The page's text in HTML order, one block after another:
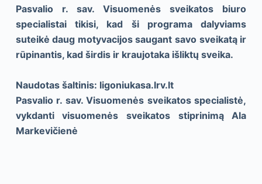
Pasvalio r. sav. Visuomenės sveikatos biuro
specialistai tikisi, kad ši programa dalyviams
suteikė daug motyvacijos saugant savo sveikatą ir
rūpinantis, kad širdis ir kraujotaka išliktų sveika.
Naudotas šaltinis: ligoniukasa.lrv.lt
Pasvalio r. sav. Visuomenės sveikatos specialistė,
vykdanti visuomenės sveikatos stiprinimą Ala
Markevičienė